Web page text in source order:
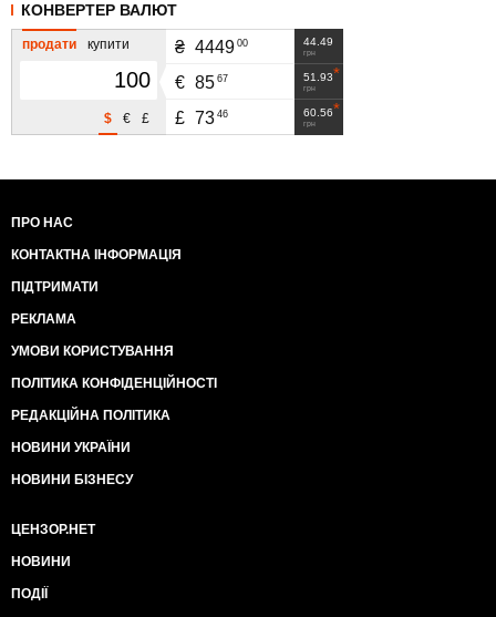
КОНВЕРТЕР ВАЛЮТ
продати купити
£
€
$
44.49
грн
₴ 4449 00
51.93
грн
€ 85 67
60.56
грн
£ 73 46
ПРО НАС
КОНТАКТНА ІНФОРМАЦІЯ
ПІДТРИМАТИ
РЕКЛАМА
УМОВИ КОРИСТУВАННЯ
ПОЛІТИКА КОНФІДЕНЦІЙНОСТІ
РЕДАКЦІЙНА ПОЛІТИКА
НОВИНИ УКРАЇНИ
НОВИНИ БІЗНЕСУ
ЦЕНЗОР.НЕТ
НОВИНИ
ПОДІЇ